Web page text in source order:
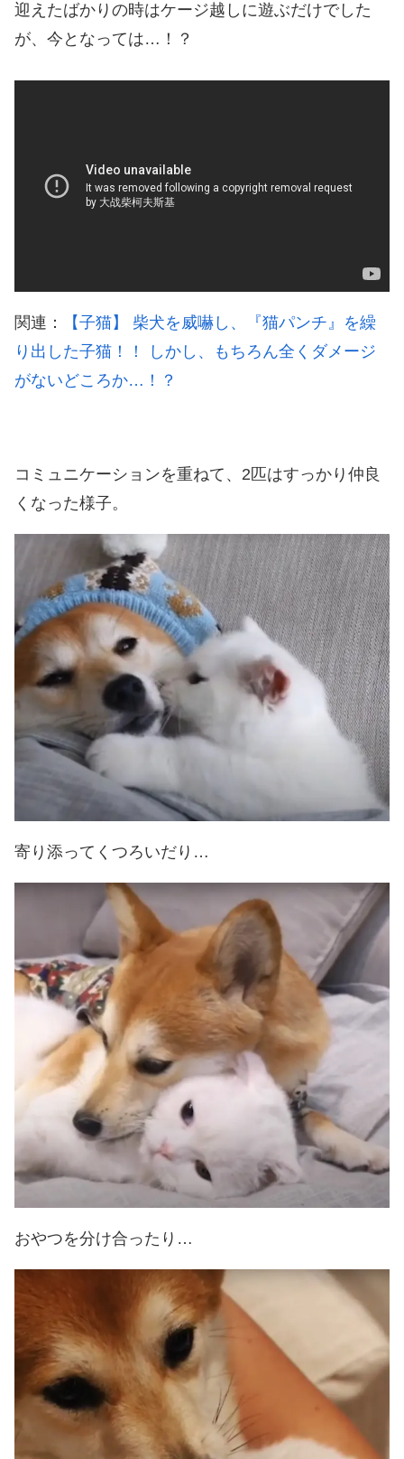
迎えたばかりの時はケージ越しに遊ぶだけでした
が、今となっては…！？
関連：
【子猫】 柴犬を威嚇し、『猫パンチ』を繰
り出した子猫！！ しかし、もちろん全くダメージ
がないどころか…！？
コミュニケーションを重ねて、2匹はすっかり仲良
くなった様子。
寄り添ってくつろいだり…
おやつを分け合ったり…